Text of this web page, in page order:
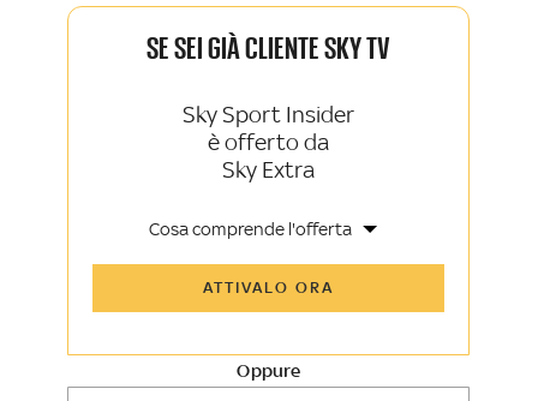
SE SEI GIÀ CLIENTE SKY TV
Sky Sport Insider
è offerto da
Sky Extra
Cosa comprende l'offerta
Sky TG24 Insider
Sport e Sky TG24
La newsletter esclusiva di Sky Sport
ATTIVALO ORA
Oppure